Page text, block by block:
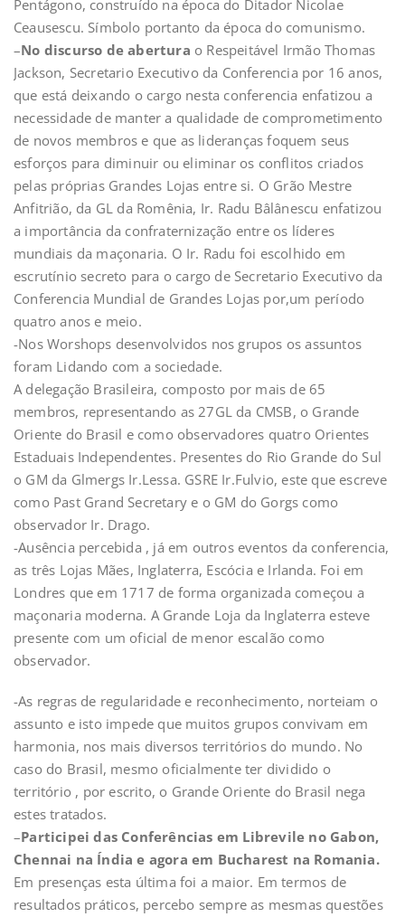
Pentágono, construído na época do Ditador Nicolae
Ceausescu. Símbolo portanto da época do comunismo.
–No discurso de abertura o Respeitável Irmão Thomas
Jackson, Secretario Executivo da Conferencia por 16 anos,
que está deixando o cargo nesta conferencia enfatizou a
necessidade de manter a qualidade de comprometimento
de novos membros e que as lideranças foquem seus
esforços para diminuir ou eliminar os conflitos criados
pelas próprias Grandes Lojas entre si. O Grão Mestre
Anfitrião, da GL da Romênia, Ir. Radu Bâlânescu enfatizou
a importância da confraternização entre os líderes
mundiais da maçonaria. O Ir. Radu foi escolhido em
escrutínio secreto para o cargo de Secretario Executivo da
Conferencia Mundial de Grandes Lojas por,um período
quatro anos e meio.
-Nos Worshops desenvolvidos nos grupos os assuntos
foram Lidando com a sociedade.
A delegação Brasileira, composto por mais de 65
membros, representando as 27GL da CMSB, o Grande
Oriente do Brasil e como observadores quatro Orientes
Estaduais Independentes. Presentes do Rio Grande do Sul
o GM da Glmergs Ir.Lessa. GSRE Ir.Fulvio, este que escreve
como Past Grand Secretary e o GM do Gorgs como
observador Ir. Drago.
-Ausência percebida , já em outros eventos da conferencia,
as três Lojas Mães, Inglaterra, Escócia e Irlanda. Foi em
Londres que em 1717 de forma organizada começou a
maçonaria moderna. A Grande Loja da Inglaterra esteve
presente com um oficial de menor escalão como
observador.
-As regras de regularidade e reconhecimento, norteiam o
assunto e isto impede que muitos grupos convivam em
harmonia, nos mais diversos territórios do mundo. No
caso do Brasil, mesmo oficialmente ter dividido o
território , por escrito, o Grande Oriente do Brasil nega
estes tratados.
–Participei das Conferências em Librevile no Gabon,
Chennai na Índia e agora em Bucharest na Romania.
Em presenças esta última foi a maior. Em termos de
resultados práticos, percebo sempre as mesmas questões